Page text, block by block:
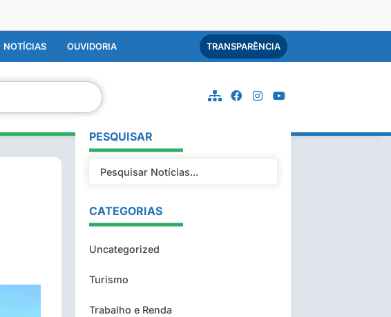
NOTÍCIAS OUVIDORIA TRANSPARÊNCIA
PESQUISAR
CATEGORIAS
Uncategorized
Turismo
Trabalho e Renda